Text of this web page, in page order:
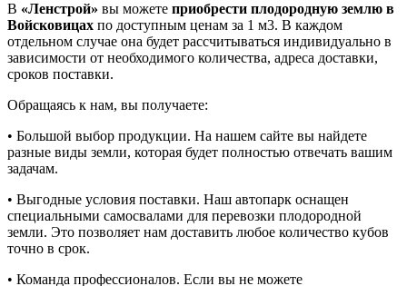
В «Ленстрой» вы можете приобрести плодородную землю в
Войсковицах по доступным ценам за 1 м3. В каждом
отдельном случае она будет рассчитываться индивидуально в
зависимости от необходимого количества, адреса доставки,
сроков поставки.
Обращаясь к нам, вы получаете:
• Большой выбор продукции. На нашем сайте вы найдете
разные виды земли, которая будет полностью отвечать вашим
задачам.
• Выгодные условия поставки. Наш автопарк оснащен
специальными самосвалами для перевозки плодородной
земли. Это позволяет нам доставить любое количество кубов
точно в срок.
• Команда профессионалов. Если вы не можете